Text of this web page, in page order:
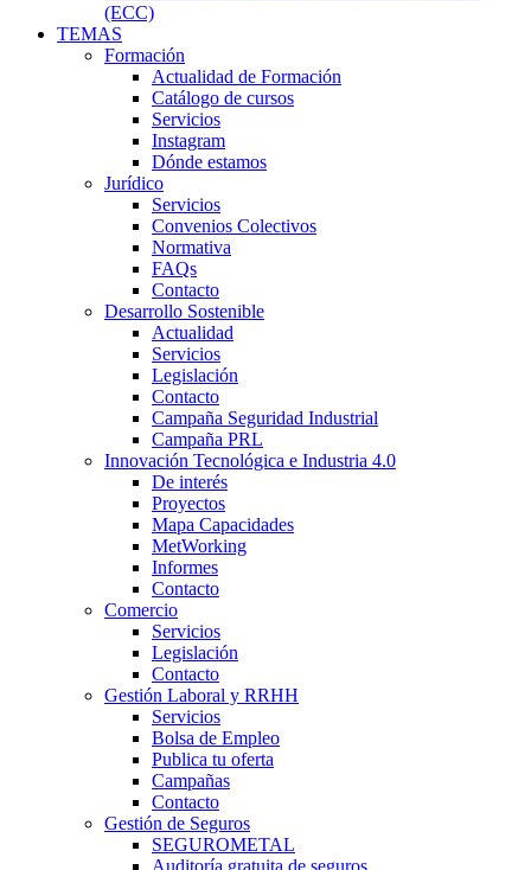
(ECC)
TEMAS
Formación
Actualidad de Formación
Catálogo de cursos
Servicios
Instagram
Dónde estamos
Jurídico
Servicios
Convenios Colectivos
Normativa
FAQs
Contacto
Desarrollo Sostenible
Actualidad
Servicios
Legislación
Contacto
Campaña Seguridad Industrial
Campaña PRL
Innovación Tecnológica e Industria 4.0
De interés
Proyectos
Mapa Capacidades
MetWorking
Informes
Contacto
Comercio
Servicios
Legislación
Contacto
Gestión Laboral y RRHH
Servicios
Bolsa de Empleo
Publica tu oferta
Campañas
Contacto
Gestión de Seguros
SEGUROMETAL
Auditoría gratuita de seguros